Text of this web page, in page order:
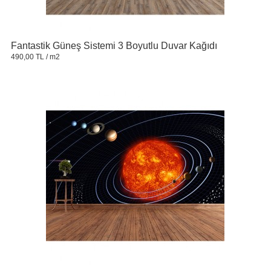
Fantastik Güneş Sistemi 3 Boyutlu Duvar Kağıdı
490,00 TL / m2